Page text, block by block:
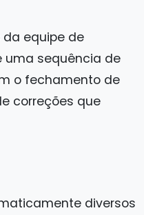
equipe de
uma sequência de
o fechamento de
correções que
diversos